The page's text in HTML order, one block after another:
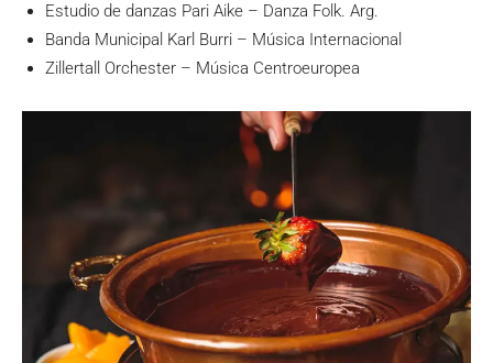
Estudio de danzas Pari Aike – Danza Folk. Arg.
Banda Municipal Karl Burri – Música Internacional
Zillertall Orchester – Música Centroeuropea